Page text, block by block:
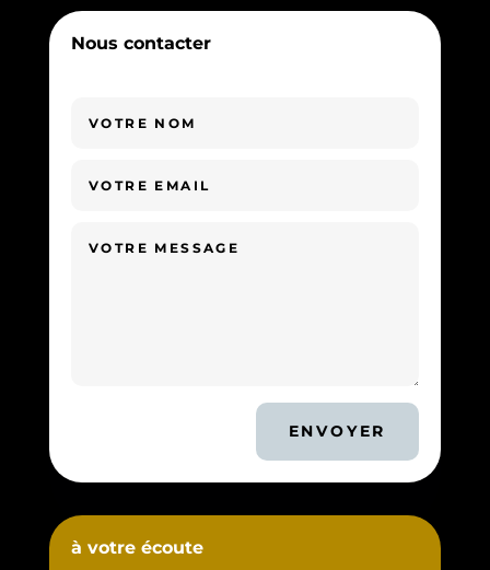
Nous contacter
ENVOYER
à votre écoute